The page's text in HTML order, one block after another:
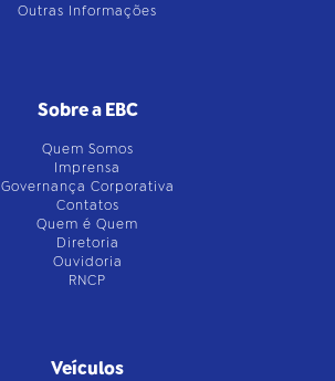
Outras Informações
Sobre a EBC
Quem Somos
Imprensa
Governança Corporativa
Contatos
Quem é Quem
Diretoria
Ouvidoria
RNCP
Veículos